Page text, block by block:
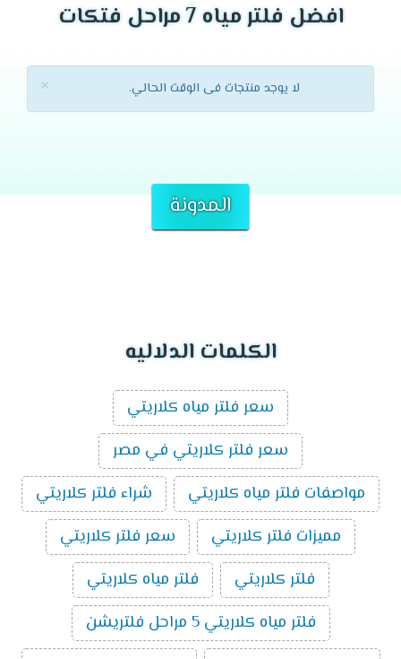
افضل فلتر مياه 7 مراحل فتكات
× لا يوجد منتجات فى الوقت الحالي.
المدونة
الكلمات الدلاليه
سعر فلتر مياه كلاريتي
سعر فلتر كلاريتي في مصر
مواصفات فلتر مياه كلاريتي
شراء فلتر كلاريتي
مميزات فلتر كلاريتي
سعر فلتر كلاريتي
فلتر كلاريتي
فلتر مياه كلاريتي
فلتر مياه كلاريتي 5 مراحل فلتريشن